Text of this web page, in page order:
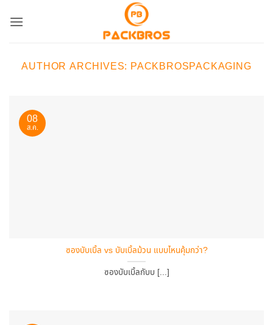
AUTHOR ARCHIVES: PACKBROSPACKAGING
ซองบับเบิ้ล vs บับเบิ้ลม้วน แบบไหนคุ้มกว่า?
ซองบับเบิ้ลกับบ [...]
08
ส.ค.